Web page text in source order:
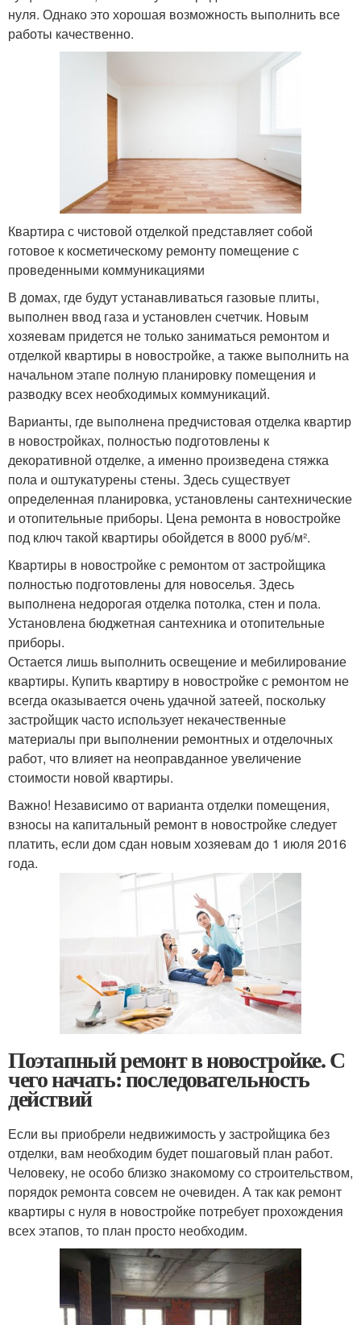
нуля. Однако это хорошая возможность выполнить все
работы качественно.
Квартира с чистовой отделкой представляет собой
готовое к косметическому ремонту помещение с
проведенными коммуникациями
В домах, где будут устанавливаться газовые плиты,
выполнен ввод газа и установлен счетчик. Новым
хозяевам придется не только заниматься ремонтом и
отделкой квартиры в новостройке, а также выполнить на
начальном этапе полную планировку помещения и
разводку всех необходимых коммуникаций.
Варианты, где выполнена предчистовая отделка квартир
в новостройках, полностью подготовлены к
декоративной отделке, а именно произведена стяжка
пола и оштукатурены стены. Здесь существует
определенная планировка, установлены сантехнические
и отопительные приборы. Цена ремонта в новостройке
под ключ такой квартиры обойдется в 8000 руб/м².
Квартиры в новостройке с ремонтом от застройщика
полностью подготовлены для новоселья. Здесь
выполнена недорогая отделка потолка, стен и пола.
Установлена бюджетная сантехника и отопительные
приборы.
Остается лишь выполнить освещение и мебилирование
квартиры. Купить квартиру в новостройке с ремонтом не
всегда оказывается очень удачной затеей, поскольку
застройщик часто использует некачественные
материалы при выполнении ремонтных и отделочных
работ, что влияет на неоправданное увеличение
стоимости новой квартиры.
Важно! Независимо от варианта отделки помещения,
взносы на капитальный ремонт в новостройке следует
платить, если дом сдан новым хозяевам до 1 июля 2016
года.
Поэтапный ремонт в новостройке. С
чего начать: последовательность
действий
Если вы приобрели недвижимость у застройщика без
отделки, вам необходим будет пошаговый план работ.
Человеку, не особо близко знакомому со строительством,
порядок ремонта совсем не очевиден. А так как ремонт
квартиры с нуля в новостройке потребует прохождения
всех этапов, то план просто необходим.